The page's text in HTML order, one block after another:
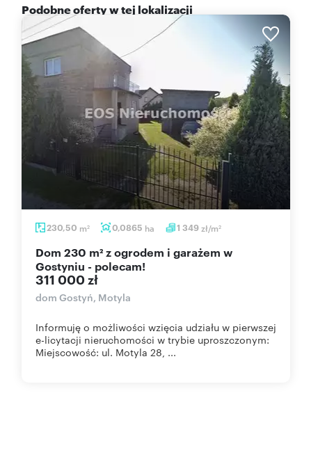
Podobne oferty w tej lokalizacji
230,50 m2 0,0865 ha 1 349zł/m2
Dom 230 m² z ogrodem i garażem w
Gostyniu - polecam!
311 000 zł
dom Gostyń, Motyla
Informuję o możliwości wzięcia udziału w pierwszej
e-licytacji nieruchomości w trybie uproszczonym:
Miejscowość: ul. Motyla 28, ...